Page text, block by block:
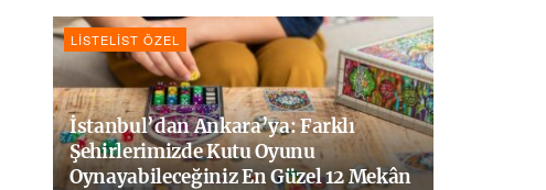
LISTELIST ÖZEL
İstanbul’dan Ankara’ya: Farklı
Şehirlerimizde Kutu Oyunu
Oynayabileceğiniz En Güzel 12 Mekân